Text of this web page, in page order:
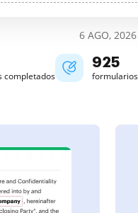
6 AGO, 2026
completados
926